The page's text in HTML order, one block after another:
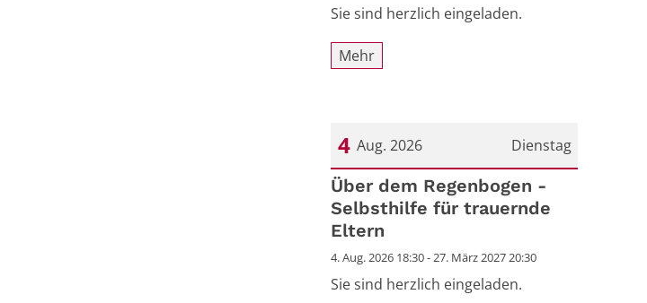
Sie sind herzlich eingeladen.
Mehr
Dienstag
4 Aug. 2026
Datum: 4. August 2026
Über dem Regenbogen -
Selbsthilfe für trauernde
Eltern
4. Aug. 2026 18:30 - 27. März 2027 20:30
Sie sind herzlich eingeladen.